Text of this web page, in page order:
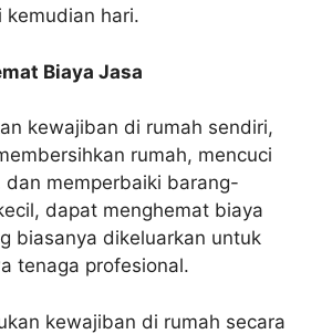
kemudian hari.
Biaya Jasa
kewajiban di rumah sendiri,
rumah, mencuci
dan memperbaiki barang-
dapat menghemat biaya
biasanya dikeluarkan untuk
tenaga profesional.
kewajiban di rumah secara